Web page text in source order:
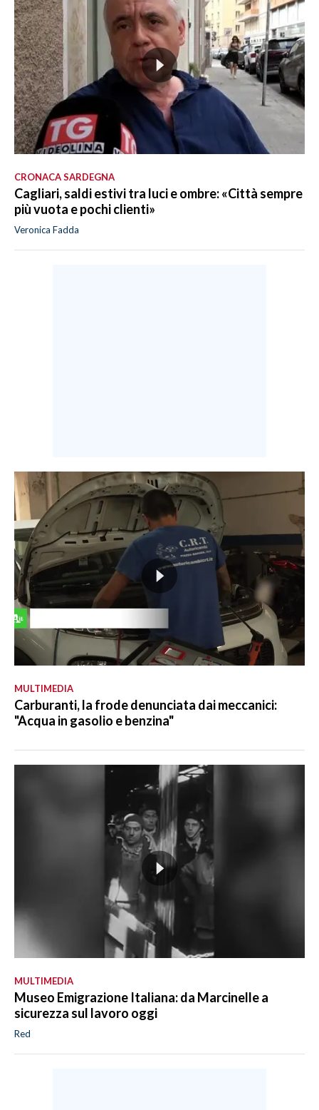
CRONACA SARDEGNA
Cagliari, saldi estivi tra luci e ombre: «Città sempre
più vuota e pochi clienti»
Veronica Fadda
MULTIMEDIA
Carburanti, la frode denunciata dai meccanici:
"Acqua in gasolio e benzina"
MULTIMEDIA
Museo Emigrazione Italiana: da Marcinelle a
sicurezza sul lavoro oggi
Red